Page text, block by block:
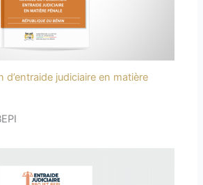
d’entraide judiciaire en matière